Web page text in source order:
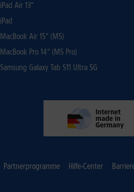
iPad Air 13"
iPad
MacBook Air 15“ (M5)
MacBook Pro 14“ (M5 Pro)
Samsung Galaxy Tab S11 Ultra 5G
Partnerprogramme Hilfe-Center